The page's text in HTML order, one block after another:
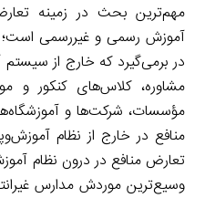
مهم‌ترین بحث در زمینه
آموزش رسمی و غیررسمی است؛
در برمی‌گیرد که خارج از
مشاوره، کلاس‌های کنکور و
مؤسسات، شرکت‌ها و
منافع در خارج از نظام
تعارض منافع در درون نظام
وسیع‌ترین موردش مدارس